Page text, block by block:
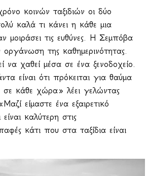
κοινών ταξιδιών οι δύο
καλά τι κάνει η κάθε μια
μοιράσει τις ευθύνες. Η Σεμπόβα
οργάνωση της καθημερινότητας.
να χαθεί μέσα σε ένα ξενοδοχείο.
είναι ότι πρόκειται για θαύμα
κάθε χώρα» λέει γελώντας
είμαστε ένα εξαιρετικό
καλύτερη στις
κάτι που στα ταξίδια είναι